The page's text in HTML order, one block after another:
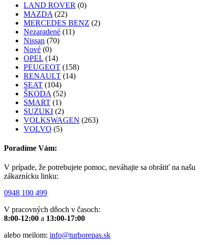
LAND ROVER (0)
MAZDA (22)
MERCEDES BENZ (2)
Nezaradené (11)
Nissan (70)
Nové (0)
OPEL (14)
PEUGEOT (158)
RENAULT (14)
SEAT (104)
ŠKODA (52)
SMART (1)
SUZUKI (2)
VOLKSWAGEN (263)
VOLVO (5)
Poradíme Vám:
V prípade, že potrebujete pomoc, neváhajte sa obrátiť na našu
zákaznícku linku:
0948 100 499
V pracovných dňoch v časoch:
8:00-12:00 a 13:00-17:00
alebo meilom: info@turborepas.sk